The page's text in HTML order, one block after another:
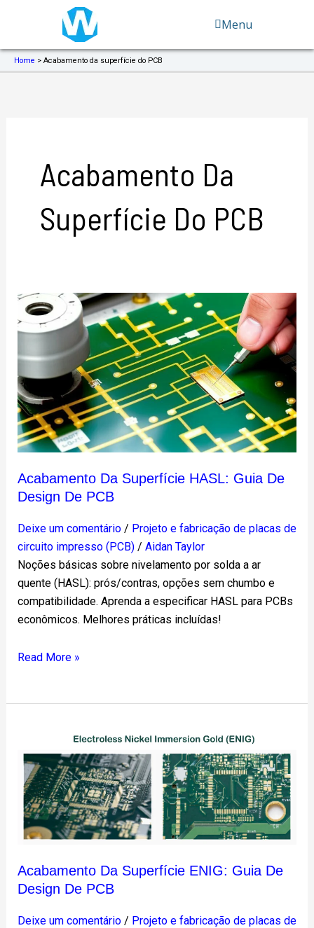
conteúdo
Menu
Home > Acabamento da superfície do PCB
Acabamento Da
Superfície Do PCB
Acabamento Da Superfície HASL: Guia De
Design De PCB
Deixe um comentário / Projeto e fabricação de placas de
circuito impresso (PCB)/ Aidan Taylor
Noções básicas sobre nivelamento por solda a ar
quente (HASL): prós/contras, opções sem chumbo e
compatibilidade. Aprenda a especificar HASL para PCBs
econômicos. Melhores práticas incluídas!
Acabamento
da
superfície
HASL:
Guia
de
design
de
PCB
Read More »
Acabamento Da Superfície ENIG: Guia De
Design De PCB
Deixe um comentário / Projeto e fabricação de placas de
superfície
ENIG:
Guia
de
design
PCB